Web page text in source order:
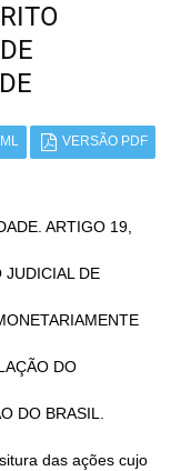
VERSÃO PDF
ARTIGO 19,